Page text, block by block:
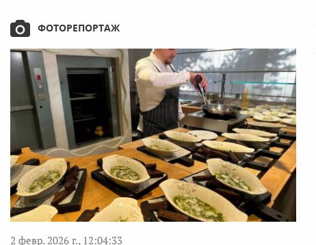
ФОТОРЕПОРТАЖ
2 февр. 2026 г., 12:04:33